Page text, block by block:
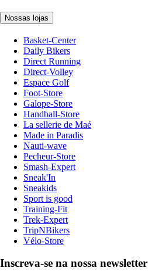
Nossas lojas
Basket-Center
Daily Bikers
Direct Running
Direct-Volley
Espace Golf
Foot-Store
Galope-Store
Handball-Store
La sellerie de Maé
Made in Paradis
Nauti-wave
Pecheur-Store
Smash-Expert
Sneak'In
Sneakids
Sport is good
Training-Fit
Trek-Expert
TripNBikers
Vélo-Store
Inscreva-se na nossa newsletter